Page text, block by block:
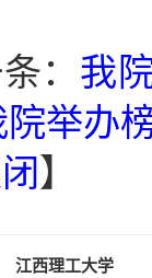
： 我
举办
】
江西理工大学